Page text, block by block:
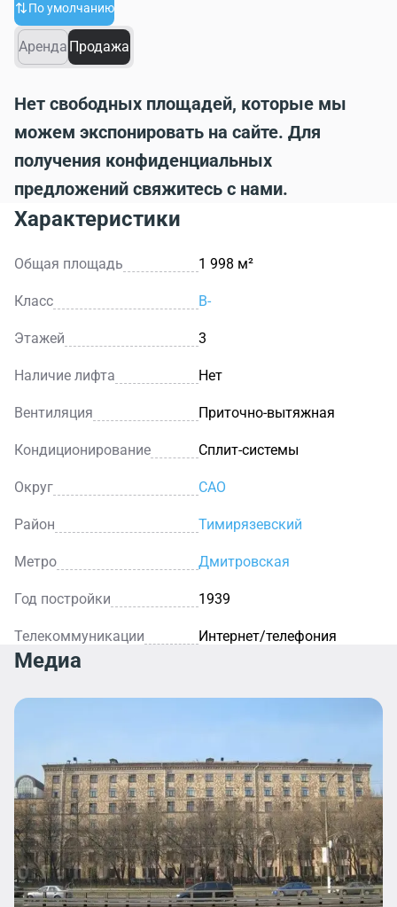
По умолчанию
Аренда Продажа
Нет свободных площадей, которые мы
можем экспонировать на сайте. Для
получения конфиденциальных
предложений свяжитесь с нами.
Характеристики
Общая площадь 1 998 м²
Класс B-
Этажей 3
Наличие лифта Нет
Вентиляция Приточно-вытяжная
Кондиционирование Сплит-системы
Округ САО
Район Тимирязевский
Метро Дмитровская
Год постройки 1939
Телекоммуникации Интернет/телефония
Медиа